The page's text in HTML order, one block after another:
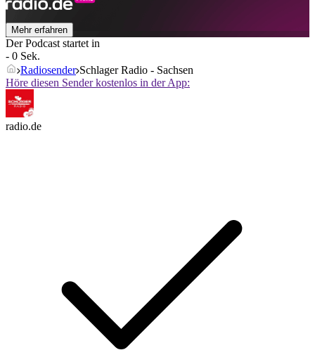
Mehr erfahren
Der Podcast startet in
- 0 Sek.
Radiosender Schlager Radio - Sachsen
Höre diesen Sender kostenlos in der App:
radio.de